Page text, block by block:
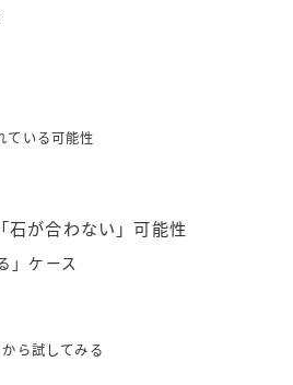
ている可能性
石が合わない」可能性
」ケース
ら試してみる